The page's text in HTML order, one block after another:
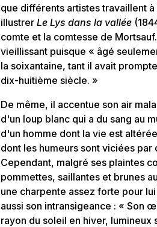
que différents artistes travaillent
illustrer Le Lys dans la vallée
comte et la comtesse de
vieillissant puisque « âgé
la soixantaine, tant il avait
dix-huitième siècle. »
De même, il accentue son air
d'un loup blanc qui a du sang au
d'un homme dont la vie est
dont les humeurs sont viciées par
Cependant, malgré ses plaintes
pommettes, saillantes et brunes
une charpente assez forte pour
aussi son intransigeance : « Son
rayon du soleil en hiver, lumineux